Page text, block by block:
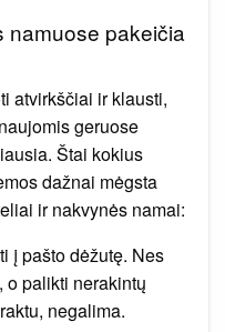
namuose pakeičia
atvirkščiai ir klausti,
geruose
Štai kokius
dažnai mėgsta
ir nakvynės namai:
į pašto dėžutę. Nes
o palikti nerakintų
negalima.